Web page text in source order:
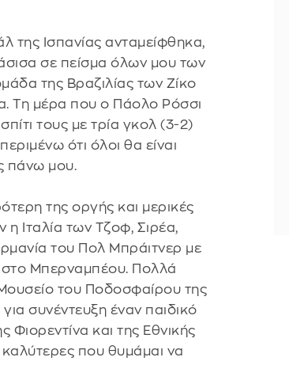
της Ισπανίας ανταμείφθηκα,
σε πείσμα όλων μου των
της Βραζιλίας των Ζίκο
Τη μέρα που ο Πάολο Ρόσσι
τους με τρία γκολ (3-2)
ότι όλοι θα είναι
πάνω μου.
της οργής και μερικές
Ιταλία των Τζοφ, Σιρέα,
του Πολ Μπράιτνερ με
στο Μπερναμπέου. Πολλά
του Ποδοσφαίρου της
συνέντευξη έναν παιδικό
Φιορεντίνα και της Εθνικής
καλύτερες που θυμάμαι να